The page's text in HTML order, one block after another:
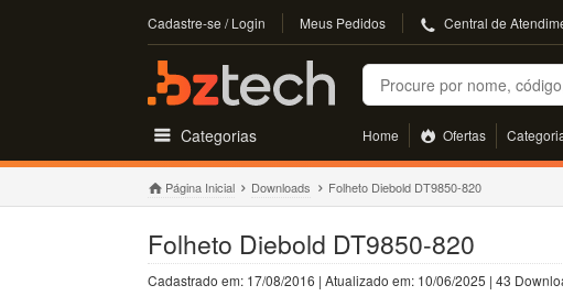
Cadastre-se / Login Meus Pedidos Central de
Buscar
Categorias Home Ofertas
Página Inicial Downloads Folheto Diebold DT9850-820
Folheto Diebold DT9850-820
Cadastrado em: 17/08/2016 | Atualizado em: 10/06/2025 | 43